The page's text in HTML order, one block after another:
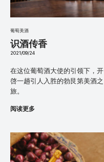
葡萄美酒
识酒传香
2021/09/24
在这位葡萄酒大使的引领下，开
啓一趟引人入胜的勃艮第美酒之
旅。
阅读更多